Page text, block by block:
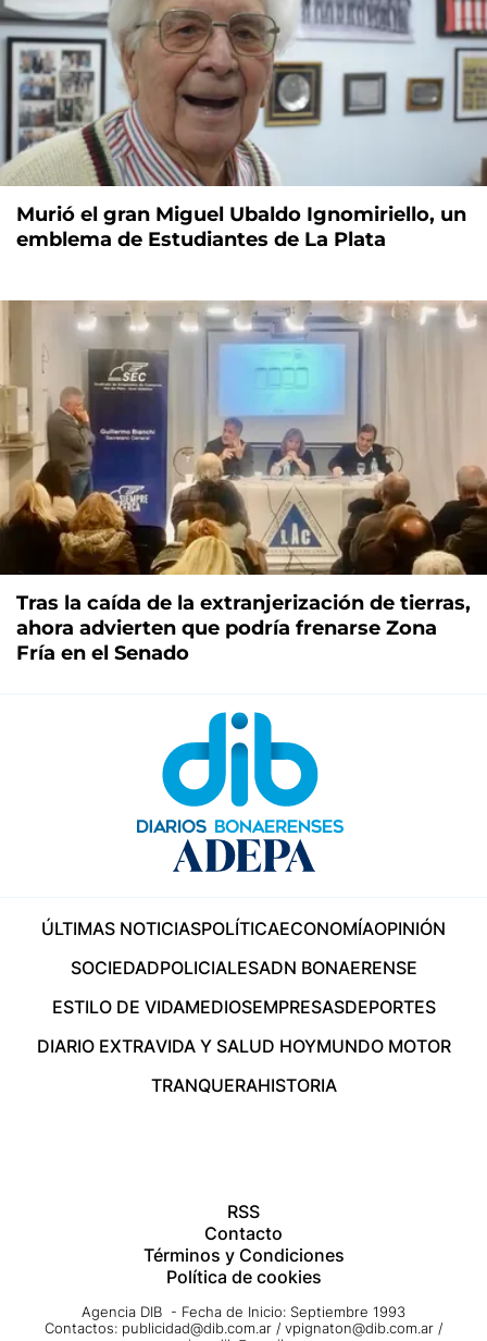
Murió el gran Miguel Ubaldo Ignomiriello, un
emblema de Estudiantes de La Plata
Tras la caída de la extranjerización de tierras,
ahora advierten que podría frenarse Zona
Fría en el Senado
ÚLTIMAS NOTICIASPOLÍTICAECONOMÍAOPINIÓN
SOCIEDADPOLICIALESADN BONAERENSE
ESTILO DE VIDAMEDIOSEMPRESASDEPORTES
DIARIO EXTRAVIDA Y SALUD HOYMUNDO MOTOR
TRANQUERAHISTORIA
RSS
Contacto
Términos y Condiciones
Política de cookies
Agencia DIB - Fecha de Inicio: Septiembre 1993
Contactos: publicidad@dib.com.ar / vpignaton@dib.com.ar /